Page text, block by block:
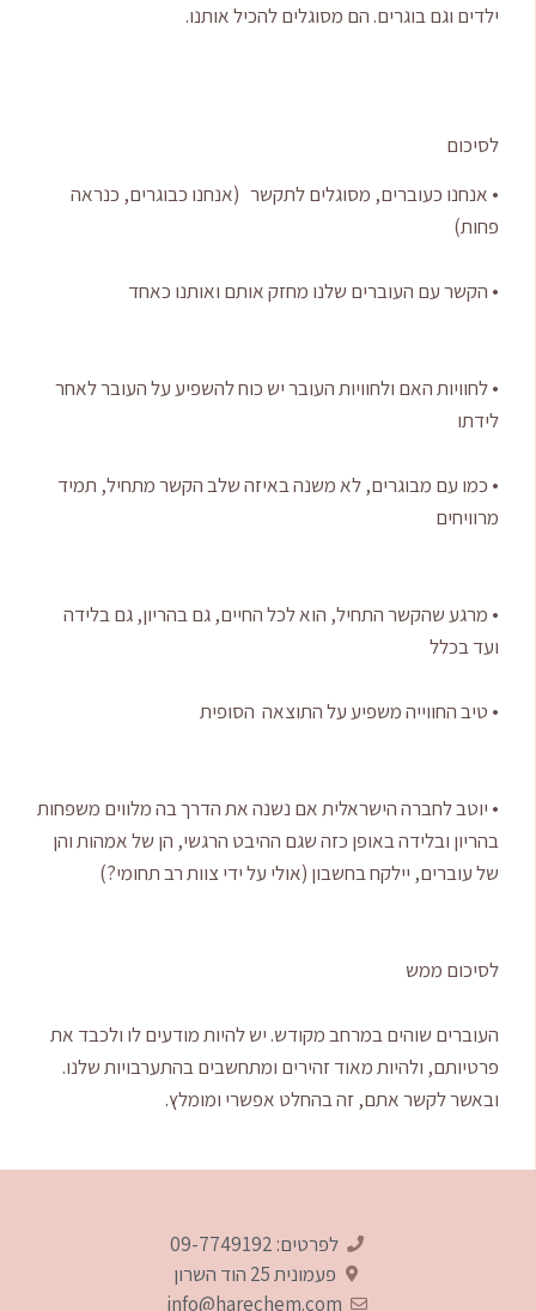
ילדים וגם בוגרים. הם מסוגלים להכיל אותנו.
לסיכום
• אנחנו כעוברים, מסוגלים לתקשר (אנחנו כבוגרים, כנראה
פחות)
• הקשר עם העוברים שלנו מחזק אותם ואותנו כאחד
• לחוויות האם ולחוויות העובר יש כוח להשפיע על העובר לאחר
לידתו
• כמו עם מבוגרים, לא משנה באיזה שלב הקשר מתחיל, תמיד
מרוויחים
• מרגע שהקשר התחיל, הוא לכל החיים, גם בהריון, גם בלידה
ועד בכלל
• טיב החווייה משפיע על התוצאה הסופית
• יוטב לחברה הישראלית אם נשנה את הדרך בה מלווים משפחות
בהריון ובלידה באופן כזה שגם ההיבט הרגשי, הן של אמהות והן
של עוברים, יילקח בחשבון (אולי על ידי צוות רב תחומי?)
לסיכום ממש
העוברים שוהים במרחב מקודש. יש להיות מודעים לו ולכבד את
פרטיותם, ולהיות מאוד זהירים ומתחשבים בהתערבויות שלנו.
ובאשר לקשר אתם, זה בהחלט אפשרי ומומלץ.
לפרטים: 09-7749192
פעמונית 25‎ הוד השרון
info@harechem.com